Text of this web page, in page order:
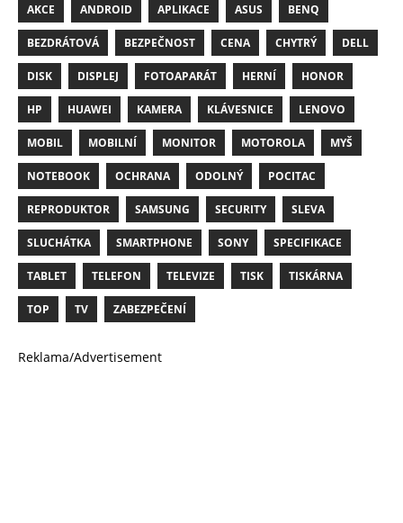
AKCE ANDROID APLIKACE ASUS BENQ
BEZDRÁTOVÁ BEZPEČNOST CENA CHYTRÝ DELL
DISK DISPLEJ FOTOAPARÁT HERNÍ HONOR
HP HUAWEI KAMERA KLÁVESNICE LENOVO
MOBIL MOBILNÍ MONITOR MOTOROLA MYŠ
NOTEBOOK OCHRANA ODOLNÝ POCITAC
REPRODUKTOR SAMSUNG SECURITY SLEVA
SLUCHÁTKA SMARTPHONE SONY SPECIFIKACE
TABLET TELEFON TELEVIZE TISK TISKÁRNA
TOP TV ZABEZPEČENÍ
Reklama/Advertisement